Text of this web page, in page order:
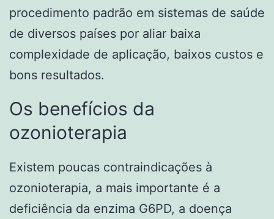
procedimento padrão em sistemas de saúde
de diversos países por aliar baixa
complexidade de aplicação, baixos custos e
bons resultados.
Os benefícios da
ozonioterapia
Existem poucas contraindicações à
ozonioterapia, a mais importante é a
deficiência da enzima G6PD, a doença